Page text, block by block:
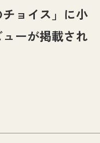
チョイス」に小
ーが掲載され